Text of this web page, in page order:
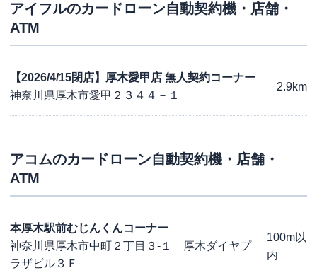
アイフルのカードローン自動契約機・店舗・
ATM
【2026/4/15閉店】厚木愛甲店 無人契約コーナー
神奈川県厚木市愛甲２３４４－１
2.9km
アコムのカードローン自動契約機・店舗・
ATM
本厚木駅前むじんくんコーナー
神奈川県厚木市中町２丁目３-１ 厚木ダイヤプ
ラザビル３Ｆ
100m以
内